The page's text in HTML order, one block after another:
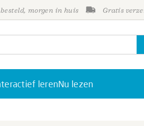
morgen in huis Gratis
lerenNu lezen